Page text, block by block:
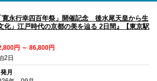
寛永行幸四百年祭」開催記念 後水尾天皇から生
化」江戸時代の京都の美を辿る 2日間』【東京駅
円 ～ 86,800円
2日
月